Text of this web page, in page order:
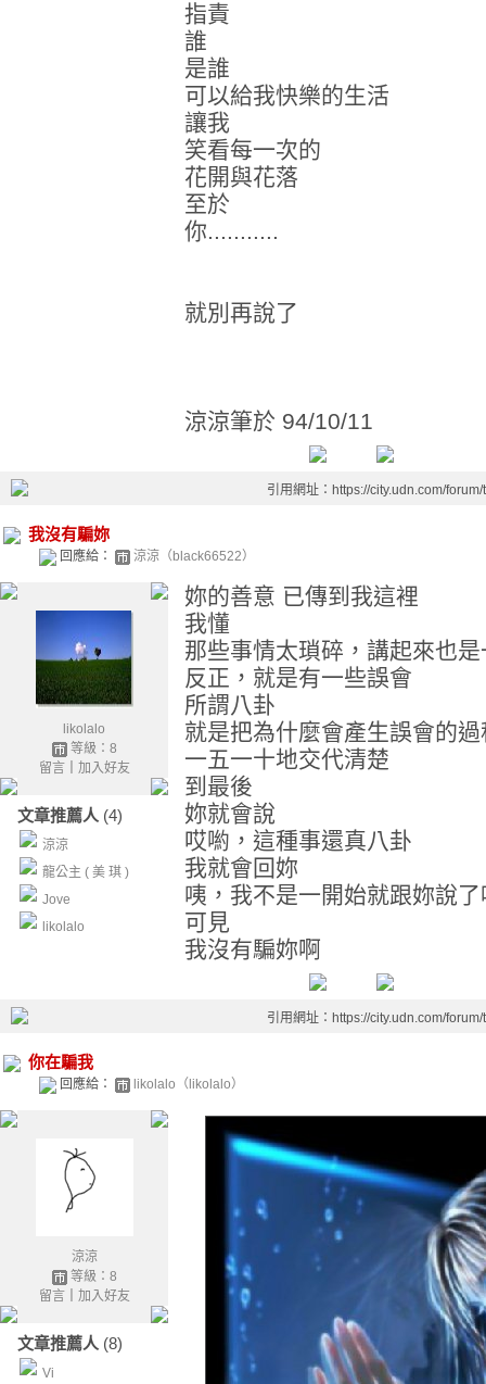
指責
誰
是誰
可以給我快樂的生活
讓我
笑看每一次的
花開與花落
至於
你...........
就別再說了
涼涼筆於 94/10/11
引用網址：https://city.udn.com/
我沒有騙妳
回應給： 涼涼（black66522）
likolalo
等級：8
留言｜ 加入好友
文章推薦人 (4)
涼涼
龍公主 ( 美 琪 )
Jove
likolalo
妳的善意 已傳到我這裡
我懂
那些事情太瑣碎，講起來也
反正，就是有一些誤會
所謂八卦
就是把為什麼會產生誤會的過
一五一十地交代清楚
到最後
妳就會說
哎喲，這種事還真八卦
我就會回妳
咦，我不是一開始就跟妳說了
可見
我沒有騙妳啊
引用網址：https://city.udn.com/
你在騙我
回應給： likolalo（likolalo）
涼涼
等級：8
留言｜ 加入好友
文章推薦人 (8)
Vi